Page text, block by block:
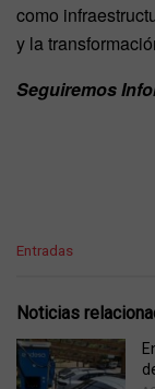
como
y la
Seguiremos
C
e
o
r
Entradas
Noticias